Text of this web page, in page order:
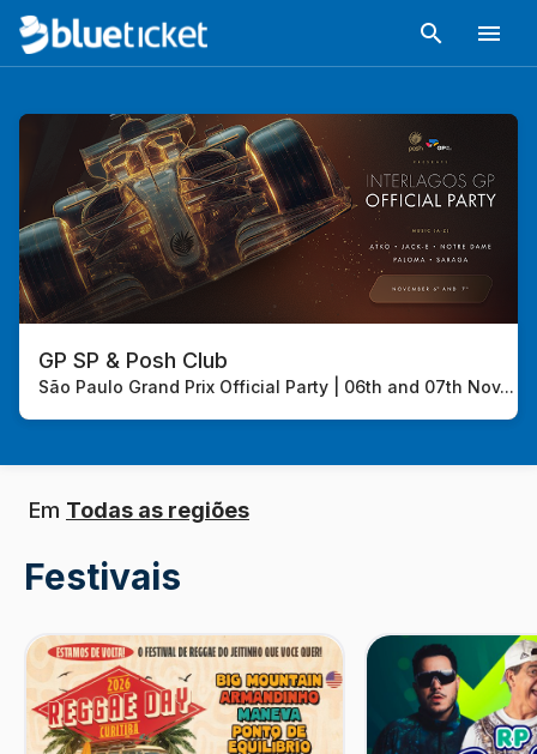
GP SP & Posh Club
São Paulo Grand Prix Official Party | 06th and 07th Nov...
Em Todas as regiões
Festivais